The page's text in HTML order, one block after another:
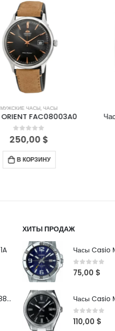
НЕТ В НАЛИЧИИ
МУЖСКИЕ ЧАСЫ
Часы ORIENT FETAF001B
0 out of 5
220,00
ПОДРОБНЕЕ
Часы Anne Klein AK/3882BKGB
ХИТЫ ПРОДАЖ
0out of 5
75,00 $
0out of 5
110,00 $